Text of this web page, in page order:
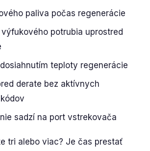
paliva počas regenerácie
výfukového potrubia uprostred
teploty regenerácie
derate bez aktívnych
sadzí na port vstrekovača
tri alebo viac? Je čas prestať